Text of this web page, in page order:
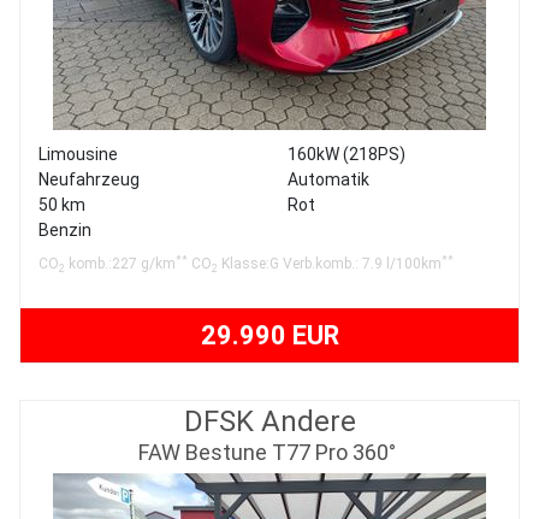
Limousine
Neufahrzeug
50 km
Benzin
160kW (218PS)
Automatik
Rot
CO2 komb.:227 g/km ** CO2 Klasse:G Verb.komb.: 7.9 l/100km **
29.990 EUR
DFSK Andere
FAW Bestune T77 Pro 360°